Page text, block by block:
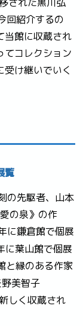
された黒川弘
回紹介するの
当館に収蔵され
てコレクション
受け継いでいく
覧
の先駆者、山本
の泉》の作
に鎌倉館で個展
に葉山館で個展
と縁のある作家
野美智子
しく収蔵され